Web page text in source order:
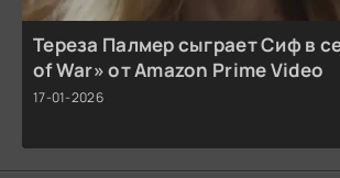
Тереза Палмер сыграет Сиф в
of War» от Amazon Prime Video
17-01-2026